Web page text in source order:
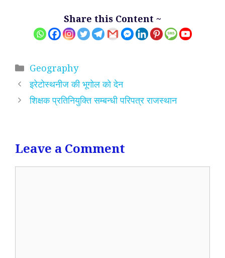
Share this Content ~
Categories
Geography
इरेटोस्थनीज की भूगोल को देन
शिक्षक प्रतिनियुक्ति सम्बन्धी परिपत्र राजस्थान
Leave a Comment